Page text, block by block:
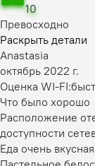
10
Превосходно
Раскрыть детали
Anastasia
октябрь 2022 г.
Оценка WI-FI:
Что было хорошо
Расположение
доступности
Еда очень вкусная